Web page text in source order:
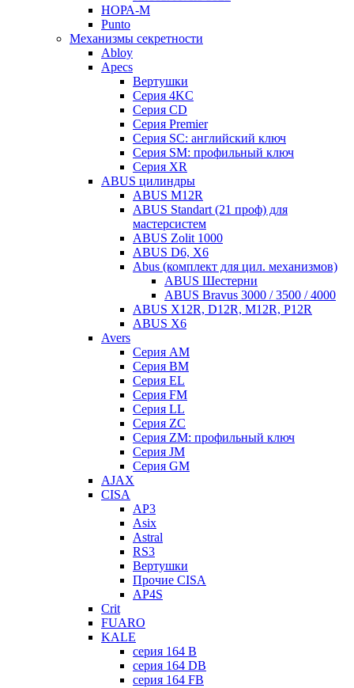
НОРА-М
Punto
Механизмы секретности
Abloy
Apecs
Вертушки
Серия 4KC
Серия CD
Серия Premier
Серия SC: английский ключ
Серия SM: профильный ключ
Серия XR
ABUS цилиндры
ABUS M12R
ABUS Standart (21 проф) для
мастерсистем
ABUS Zolit 1000
ABUS D6, X6
Abus (комплект для цил. механизмов)
ABUS Шестерни
ABUS Bravus 3000 / 3500 / 4000
ABUS X12R, D12R, M12R, P12R
ABUS X6
Avers
Серия AM
Серия BM
Серия EL
Серия FM
Серия LL
Серия ZC
Серия ZM: профильный ключ
Серия JM
Серия GM
AJAX
CISA
AP3
Asix
Astral
RS3
Вертушки
Прочие CISA
AP4S
Crit
FUARO
KALE
серия 164 B
серия 164 DB
серия 164 FB